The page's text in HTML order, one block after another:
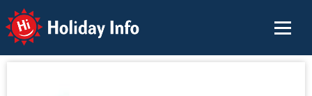
Holiday Info